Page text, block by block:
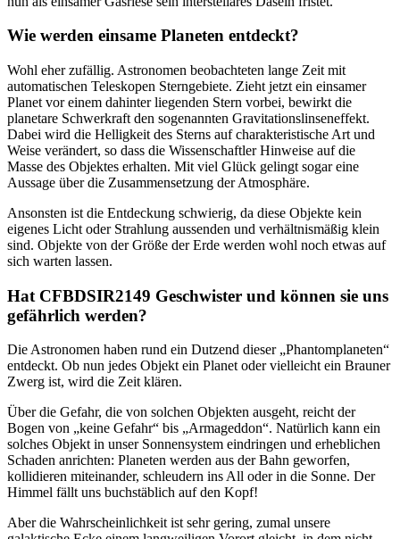
Wie werden einsame Planeten entdeckt?
Wohl eher zufällig. Astronomen beobachteten lange Zeit mit
automatischen Teleskopen Sterngebiete. Zieht jetzt ein einsamer
Planet vor einem dahinter liegenden Stern vorbei, bewirkt die
planetare Schwerkraft den sogenannten Gravitationslinseneffekt.
Dabei wird die Helligkeit des Sterns auf charakteristische Art und
Weise verändert, so dass die Wissenschaftler Hinweise auf die
Masse des Objektes erhalten. Mit viel Glück gelingt sogar eine
Aussage über die Zusammensetzung der Atmosphäre.
Ansonsten ist die Entdeckung schwierig, da diese Objekte kein
eigenes Licht oder Strahlung aussenden und verhältnismäßig klein
sind. Objekte von der Größe der Erde werden wohl noch etwas auf
sich warten lassen.
Hat CFBDSIR2149 Geschwister und können sie uns
gefährlich werden?
Die Astronomen haben rund ein Dutzend dieser „Phantomplaneten“
entdeckt. Ob nun jedes Objekt ein Planet oder vielleicht ein Brauner
Zwerg ist, wird die Zeit klären.
Über die Gefahr, die von solchen Objekten ausgeht, reicht der
Bogen von „keine Gefahr“ bis „Armageddon“. Natürlich kann ein
solches Objekt in unser Sonnensystem eindringen und erheblichen
Schaden anrichten: Planeten werden aus der Bahn geworfen,
kollidieren miteinander, schleudern ins All oder in die Sonne. Der
Himmel fällt uns buchstäblich auf den Kopf!
Aber die Wahrscheinlichkeit ist sehr gering, zumal unsere